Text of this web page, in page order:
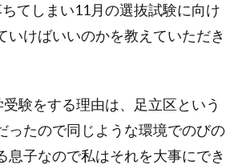
てしまい11月の選抜試験に向け
けばいいのかを教えていただき
験をする理由は、足立区という
ったので同じような環境でのびの
子なので私はそれを大事にでき